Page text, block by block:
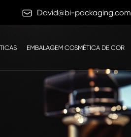
 David@bi-packaging.com
EMBALAGEM COSMÉTICA DE COR